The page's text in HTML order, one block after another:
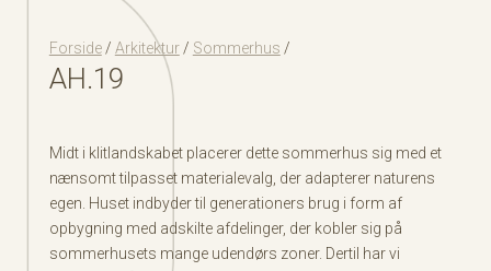
Forside/ Arkitektur/ Sommerhus /
AH.19
Midt i klitlandskabet placerer dette sommerhus sig med et
nænsomt tilpasset materialevalg, der adapterer naturens
egen. Huset indbyder til generationers brug i form af
opbygning med adskilte afdelinger, der kobler sig på
sommerhusets mange udendørs zoner. Dertil har vi